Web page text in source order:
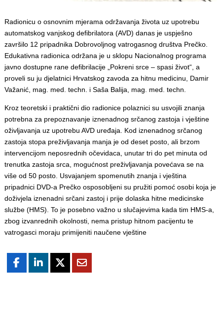
Radionicu o osnovnim mjerama održavanja života uz upotrebu
automatskog vanjskog defibrilatora (AVD) danas je uspješno
završilo 12 pripadnika Dobrovoljnog vatrogasnog društva Prečko.
Edukativna radionica održana je u sklopu Nacionalnog programa
javno dostupne rane defibrilacije „Pokreni srce – spasi život“, a
proveli su ju djelatnici Hrvatskog zavoda za hitnu medicinu, Damir
Važanić, mag. med. techn. i Saša Balija, mag. med. techn.
Kroz teoretski i praktični dio radionice polaznici su usvojili znanja
potrebna za prepoznavanje iznenadnog srčanog zastoja i vještine
oživljavanja uz upotrebu AVD uređaja. Kod iznenadnog srčanog
zastoja stopa preživljavanja manja je od deset posto, ali brzom
intervencijom neposrednih očevidaca, unutar tri do pet minuta od
trenutka zastoja srca, mogućnost preživljavanja povećava se na
više od 50 posto. Usvajanjem spomenutih znanja i vještina
pripadnici DVD-a Prečko osposobljeni su pružiti pomoć osobi koja je
doživjela iznenadni srčani zastoj i prije dolaska hitne medicinske
službe (HMS). To je posebno važno u slučajevima kada tim HMS-a,
zbog izvanrednih okolnosti, nema pristup hitnom pacijentu te
vatrogasci moraju primijeniti naučene vještine